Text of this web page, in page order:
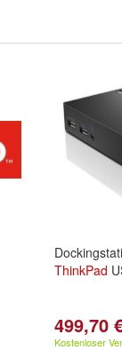
ThinkPad
499,70
Kostenloser